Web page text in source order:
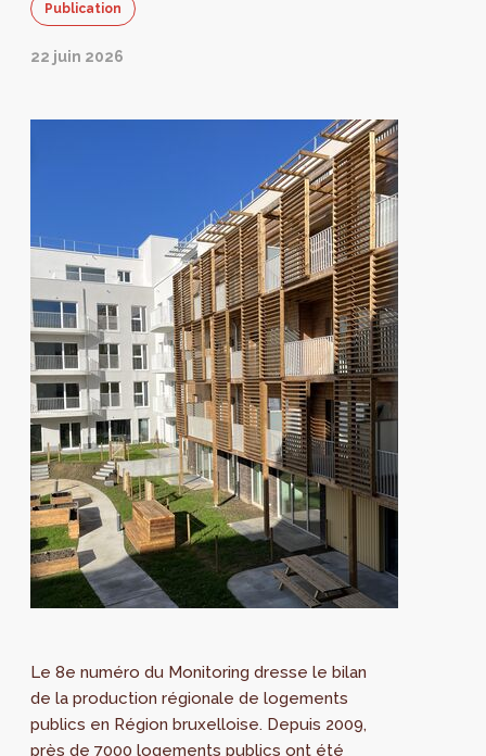
Publication
22 juin 2026
Le 8e numéro du Monitoring dresse le bilan
de la production régionale de logements
publics en Région bruxelloise. Depuis 2009,
près de 7000 logements publics ont été